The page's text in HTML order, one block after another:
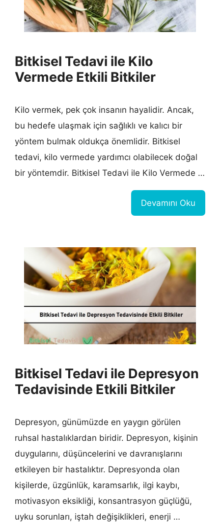
Bitkisel Tedavi ile Kilo
Vermede Etkili Bitkiler
Kilo vermek, pek çok insanın hayalidir. Ancak,
bu hedefe ulaşmak için sağlıklı ve kalıcı bir
yöntem bulmak oldukça önemlidir. Bitkisel
tedavi, kilo vermede yardımcı olabilecek doğal
bir yöntemdir. Bitkisel Tedavi ile Kilo Vermede …
Devamını Oku
Bitkisel Tedavi ile Depresyon
Tedavisinde Etkili Bitkiler
Depresyon, günümüzde en yaygın görülen
ruhsal hastalıklardan biridir. Depresyon, kişinin
duygularını, düşüncelerini ve davranışlarını
etkileyen bir hastalıktır. Depresyonda olan
kişilerde, üzgünlük, karamsarlık, ilgi kaybı,
motivasyon eksikliği, konsantrasyon güçlüğü,
uyku sorunları, iştah değişiklikleri, enerji …